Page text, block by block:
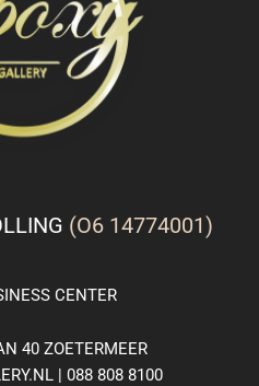
(O6 14774001)
CENTER
40 ZOETERMEER
| 088 808 8100